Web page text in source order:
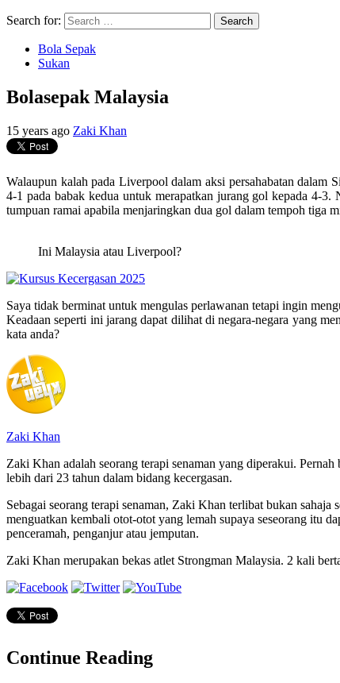
Search for:
Bola Sepak
Sukan
Bolasepak Malaysia
15 years ago Zaki Khan
Walaupun kalah pada Liverpool dalam aksi persahabatan dalam
4-1 pada babak kedua untuk merapatkan jurang gol kepada 4-3.
tumpuan ramai apabila menjaringkan dua gol dalam tempoh tiga
Ini Malaysia atau Liverpool?
Saya tidak berminat untuk mengulas perlawanan tetapi ingin
Keadaan seperti ini jarang dapat dilihat di negara-negara yang
kata anda?
Zaki Khan
Zaki Khan adalah seorang terapi senaman yang diperakui.
lebih dari 23 tahun dalam bidang kecergasan.
Sebagai seorang terapi senaman, Zaki Khan terlibat bukan
menguatkan kembali otot-otot yang lemah supaya seseorang itu
penceramah, penganjur atau jemputan.
Zaki Khan merupakan bekas atlet Strongman Malaysia. 2 kali
Continue Reading